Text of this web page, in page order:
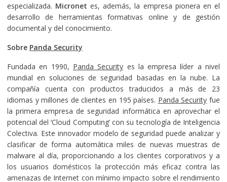
especializada. Micronet es, además, la empresa pionera en el
desarrollo de herramientas formativas online y de gestión
documental y del conocimiento.
Sobre Panda Security
Fundada en 1990, Panda Security es la empresa líder a nivel
mundial en soluciones de seguridad basadas en la nube. La
compañía cuenta con productos traducidos a más de 23
idiomas y millones de clientes en 195 países. Panda Security fue
la primera empresa de seguridad informática en aprovechar el
potencial del ‘Cloud Computing’ con su tecnología de Inteligencia
Colectiva. Este innovador modelo de seguridad puede analizar y
clasificar de forma automática miles de nuevas muestras de
malware al día, proporcionando a los clientes corporativos y a
los usuarios domésticos la protección más eficaz contra las
amenazas de Internet con mínimo impacto sobre el rendimiento